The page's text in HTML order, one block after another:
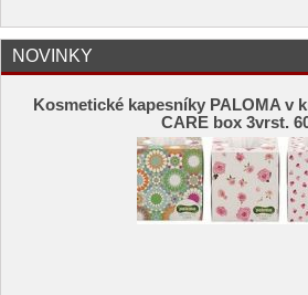
NOVINKY
Kosmetické kapesníky PALOMA v
CARE box 3vrst.